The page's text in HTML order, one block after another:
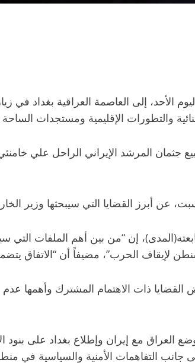
الأحد، إلى العاصمة العراقية بغداد
والتطورات الإقليمية ومستجدات الساحة
المرشد الإيراني الراحل علي
أبرز القضايا التي سيبحثها وزير
إن “من بين أهم الملفات التي
لإيقاف الحرب”، مضيفاً أن “الاتفاق
ذات الاهتمام المشترك وأهمها عدم
العراق مع إيران وإطلاع بغداد على
جانب التفاهمات الأمنية والسياسية في